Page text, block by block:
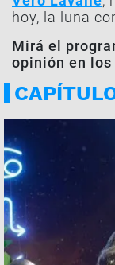
hoy, la luna
Mirá el
opinión en